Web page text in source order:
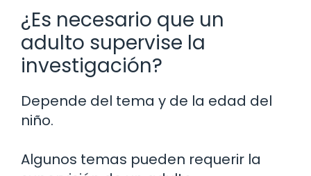
¿Es necesario que un
adulto supervise la
investigación?
Depende del tema y de la edad del
niño.
Algunos temas pueden requerir la